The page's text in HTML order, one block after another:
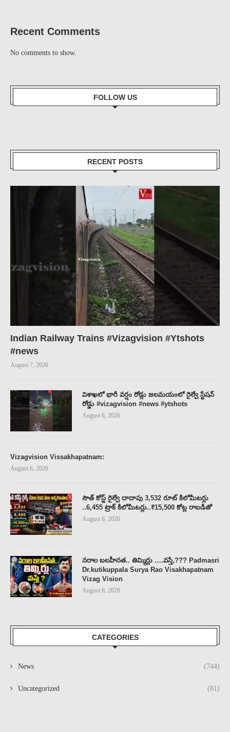
Recent Comments
No comments to show.
FOLLOW US
RECENT POSTS
Indian Railway Trains #Vizagvision #Ytshots
#news
August 7, 2026
విశాఖలో భారీ వర్షం రోడ్లు జలమయంలో రైల్వే స్టేషన్
రోడ్డు #vizagvision #news #ytshots
August 6, 2026
Vizagvision Vissakhapatnam:
August 6, 2026
సౌత్ కోస్ట్ రైల్వే దాదాపు 3,532 రూట్ కిలోమీటర్లు
..6,455 ట్రాక్ కిలోమీటర్లు..₹15,500 కోట్ల రాబడితో
August 6, 2026
నరాల బలహీనత.. తిమ్మిర్లు ….వస్తే,??? Padmasri
Dr.kutikuppala Surya Rao Visakhapatnam
Vizag Vision
August 6, 2026
CATEGORIES
News (744)
Uncategorized (81)